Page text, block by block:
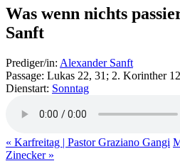
Was wenn nichts
Sanft
Prediger/in: Alexander Sanft
Passage: Lukas 22, 31; 2. Korinther
Dienstart: Sonntag
« Karfreitag | Pastor Graziano Gangi
Zinecker »